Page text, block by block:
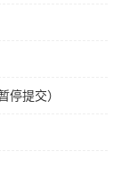
停提交）